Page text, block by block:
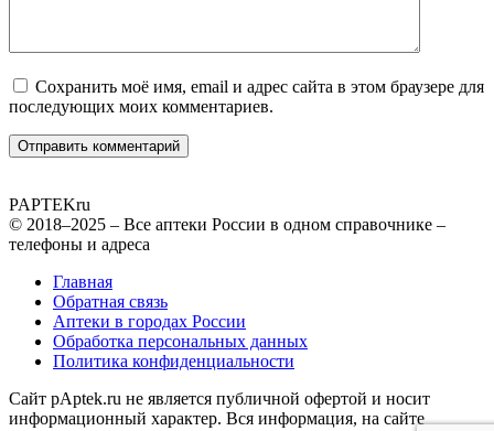
Сохранить моё имя, email и адрес сайта в этом браузере для
последующих моих комментариев.
PAPTEKru
© 2018–2025 – Все аптеки России в одном справочнике –
телефоны и адреса
Главная
Обратная связь
Аптеки в городах России
Обработка персональных данных
Политика конфиденциальности
Сайт pAptek.ru не является публичной офертой и носит
информационный характер. Вся информация, на сайте